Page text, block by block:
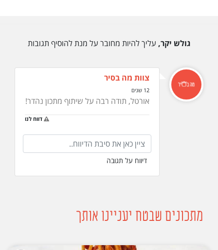
גולש יקר, עליך להיות מחובר על מנת להוסיף תגובות
צוות מה בסיר
12 שנים
אורטל, תודה רבה על שיתוף מתכון נהדר!
דווח לנו
דיווח על תגובה
מתכונים שבטח יעניינו אותך